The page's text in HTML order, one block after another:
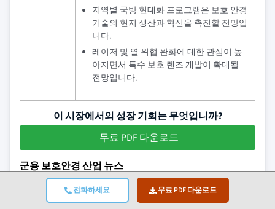
전화하세요 무료 PDF 다운로드
지역별 국방 현대화 프로그램은 보호 안경
기술의 현지 생산과 혁신을 촉진할 전망입
니다.
레이저 및 열 위협 완화에 대한 관심이 높
아지면서 특수 보호 렌즈 개발이 확대될
전망입니다.
이 시장에서의 성장 기회는 무엇입니까?
무료 PDF 다운로드
군용 보호안경 산업 뉴스
2024년 5월, Popticals는 POPZULU라는 새로운 탄도 및 안전
보호 안경 제품군을 출시했습니다. 이 안경은 ANSI Z87.1+ 및